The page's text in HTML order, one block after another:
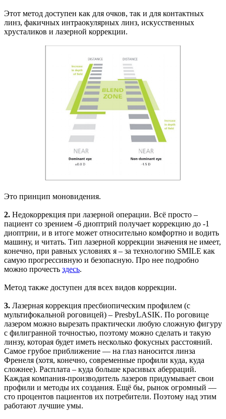
Этот метод доступен как для очков, так и для контактных
линз, факичных интраокулярных линз, искусственных
хрусталиков и лазерной коррекции.
Это принцип моновидения.
2. Недокоррекция при лазерной операции. Всё просто –
пациент со зрением -6 диоптрий получает коррекцию до -1
диоптрии, и в итоге может относительно комфортно и водить
машину, и читать. Тип лазерной коррекции значения не имеет,
конечно, при равных условиях я – за технологию SMILE как
самую прогрессивную и безопасную. Про нее подробно
можно прочесть здесь.
Метод также доступен для всех видов коррекции.
3. Лазерная коррекция пресбиопическим профилем (с
мультифокальной роговицей) – PresbyLASIK. По роговице
лазером можно вырезать практически любую сложную фигуру
с филигранной точностью, поэтому можно сделать и такую
линзу, которая будет иметь несколько фокусных расстояний.
Самое грубое приближение — на глаз наносится линза
Френеля (хотя, конечно, современные профили куда, куда
сложнее). Расплата – куда больше красивых аберраций.
Каждая компания-производитель лазеров придумывает свои
профили и методы их создания. Ещё бы, рынок огромный —
сто процентов пациентов их потребители. Поэтому над этим
работают лучшие умы.